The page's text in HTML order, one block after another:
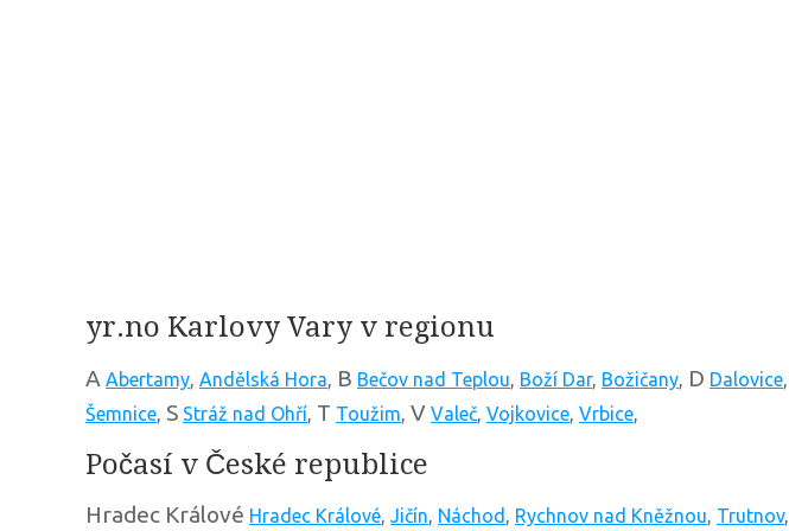
yr.no Karlovy Vary v regionu
A Abertamy, Andělská Hora, B Bečov nad Teplou, Boží Dar, Božičany, D Dalovice,
Šemnice, S Stráž nad Ohří, T Toužim, V Valeč, Vojkovice, Vrbice,
Počasí v České republice
Hradec Králové Hradec Králové, Jičín, Náchod , Rychnov nad Kněžnou, Trutnov,